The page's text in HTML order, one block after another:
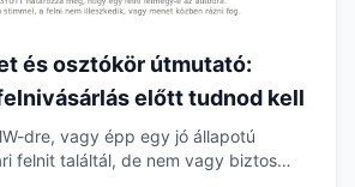
és osztókör útmutató:
előtt tudnod kell
dre, vagy épp egy jó állapotú
felnit találtál, de nem vagy biztos